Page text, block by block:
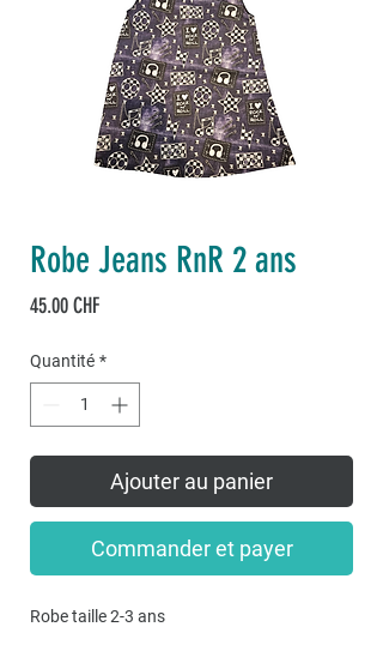
Robe Jeans RnR 2 ans
45.00 CHFPrix
Quantité *
Ajouter au panier
Commander et payer
Robe taille 2-3 ans